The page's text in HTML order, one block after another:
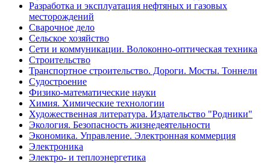
Разработка и эксплуатация нефтяных и газовых
месторождений
Сварочное дело
Сельское хозяйство
Сети и коммуникации. Волоконно-оптическая техника
Строительство
Транспортное строительство. Дороги. Мосты. Тоннели
Судостроение
Физико-математические науки
Химия. Химические технологии
Художественная литература. Издательство "Родники"
Экология. Безопасность жизнедеятельности
Экономика. Управление. Электронная коммерция
Электроника
Электро- и теплоэнергетика